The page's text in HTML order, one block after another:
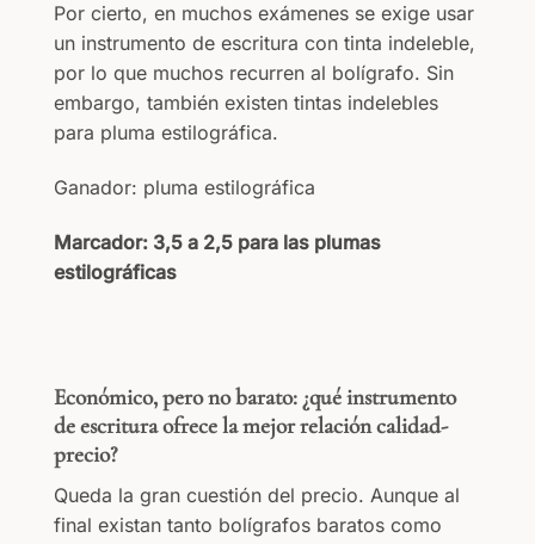
Por cierto, en muchos exámenes se exige usar
un instrumento de escritura con tinta indeleble,
por lo que muchos recurren al bolígrafo. Sin
embargo, también existen tintas indelebles
para pluma estilográfica.
Ganador: pluma estilográfica
Marcador: 3,5 a 2,5 para las plumas
estilográficas
Económico, pero no barato: ¿qué instrumento
de escritura ofrece la mejor relación calidad-
precio?
Queda la gran cuestión del precio. Aunque al
final existan tanto bolígrafos baratos como